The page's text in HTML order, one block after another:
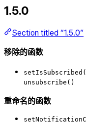
1.5.0
Section titled “1.5.0”
移除的函数
unsubscribe()
重命名的函数